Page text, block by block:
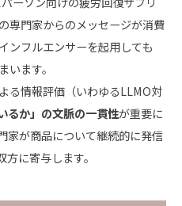
専門家からのメッセージが消費
ンフルエンサーを起用しても
います。
る情報評価（いわゆるLLMO対
るか」の文脈の一貫性が重要に
家が商品について継続的に発信
に寄与します。